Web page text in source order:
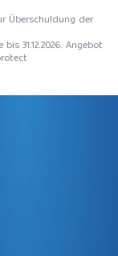
Überschuldung der
31.12.2026. Angebot